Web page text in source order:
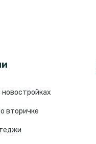
вторичке